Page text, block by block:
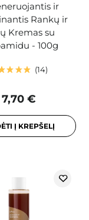
ir
Rankų ir
Kremas su
- 100g
14
7,70 €
Į KREPŠELĮ